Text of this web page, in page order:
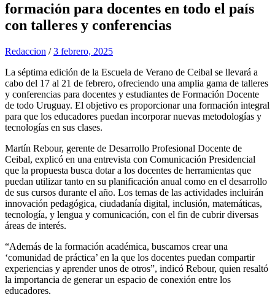
formación para docentes en todo el país
con talleres y conferencias
Redaccion /3 febrero, 2025
La séptima edición de la Escuela de Verano de Ceibal se llevará a
cabo del 17 al 21 de febrero, ofreciendo una amplia gama de talleres
y conferencias para docentes y estudiantes de Formación Docente
de todo Uruguay. El objetivo es proporcionar una formación integral
para que los educadores puedan incorporar nuevas metodologías y
tecnologías en sus clases.
Martín Rebour, gerente de Desarrollo Profesional Docente de
Ceibal, explicó en una entrevista con Comunicación Presidencial
que la propuesta busca dotar a los docentes de herramientas que
puedan utilizar tanto en su planificación anual como en el desarrollo
de sus cursos durante el año. Los temas de las actividades incluirán
innovación pedagógica, ciudadanía digital, inclusión, matemáticas,
tecnología, y lengua y comunicación, con el fin de cubrir diversas
áreas de interés.
“Además de la formación académica, buscamos crear una
‘comunidad de práctica’ en la que los docentes puedan compartir
experiencias y aprender unos de otros”, indicó Rebour, quien resaltó
la importancia de generar un espacio de conexión entre los
educadores.